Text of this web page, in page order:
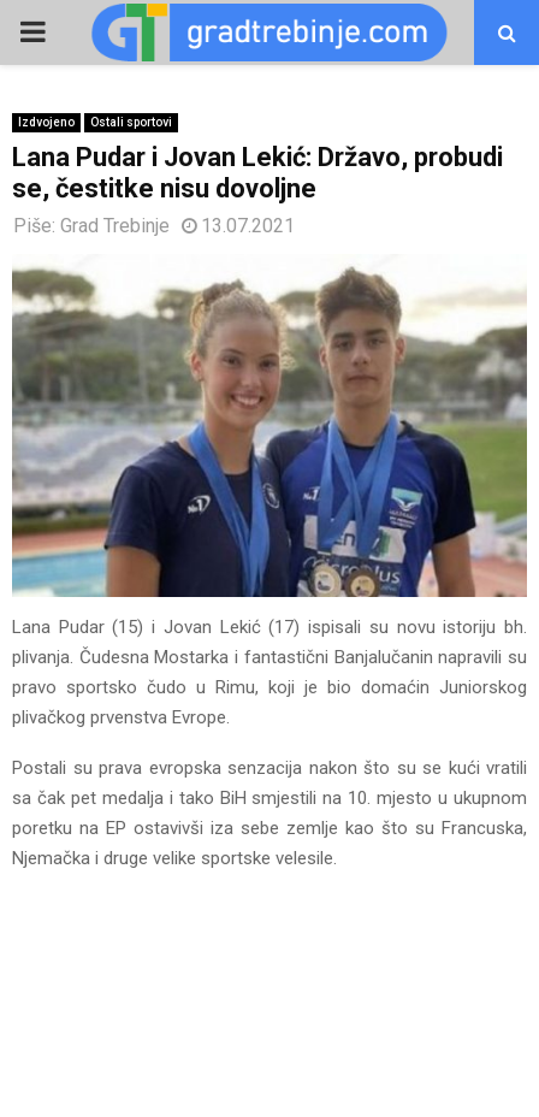
PRIMARY
Izdvojeno Ostali sportovi
Lana Pudar i Jovan Lekić: Državo, probudi
se, čestitke nisu dovoljne
Piše: Grad Trebinje 13.07.2021
Lana Pudar (15) i Jovan Lekić (17) ispisali su novu istoriju bh.
plivanja. Čudesna Mostarka i fantastični Banjalučanin napravili su
pravo sportsko čudo u Rimu, koji je bio domaćin Juniorskog
plivačkog prvenstva Evrope.
Postali su prava evropska senzacija nakon što su se kući vratili
sa čak pet medalja i tako BiH smjestili na 10. mjesto u ukupnom
poretku na EP ostavivši iza sebe zemlje kao što su Francuska,
Njemačka i druge velike sportske velesile.